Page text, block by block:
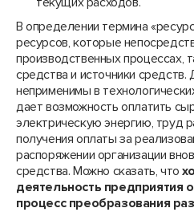
В определении термина
ресурсов, которые
производственных процессах,
средства и источники
неприменимы в
дает возможность оплатить
электрическую энергию, труд
получения оплаты за
распоряжении организации
средства. Можно сказать, что
деятельность предприятия
процесс преобразования